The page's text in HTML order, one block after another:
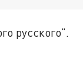
русского".